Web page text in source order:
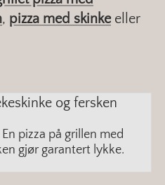
, pizza med skinkeeller
pizza på grillen med
gjør garantert lykke.